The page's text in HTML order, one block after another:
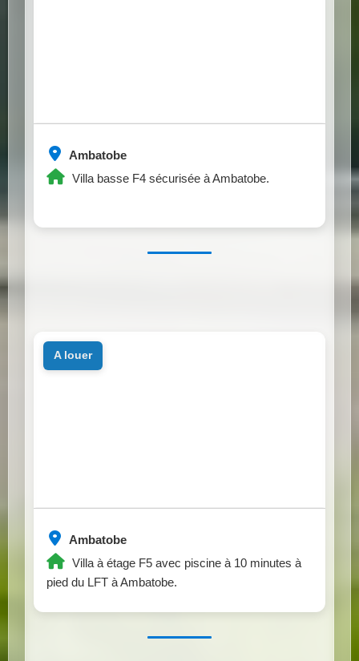
Ambatobe
Villa basse F4 sécurisée à Ambatobe.
Ambatobe
Villa à étage F5 avec piscine à 10 minutes à
pied du LFT à Ambatobe.
a louer